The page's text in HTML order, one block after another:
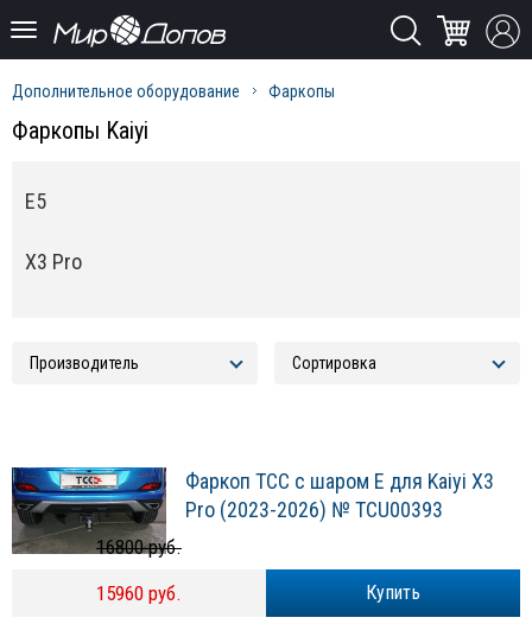
Дополнительное оборудование Фаркопы
Фаркопы Kaiyi
E5
X3 Pro
Фаркоп ТСС с шаром E для Kaiyi X3
Pro (2023-2026) № TCU00393
Купить
16800 руб.
15960 руб.